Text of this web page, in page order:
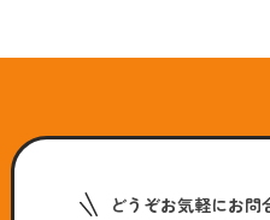
どうぞお気軽にお